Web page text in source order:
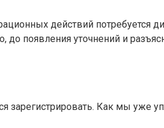
действий потребуется
до появления уточнений и
зарегистрировать. Как мы уже